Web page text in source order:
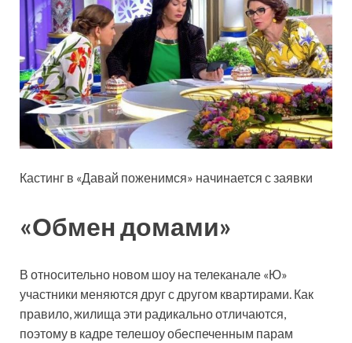
Кастинг в «Давай поженимся» начинается с заявки
«Обмен домами»
В относительно новом шоу на телеканале «Ю»
участники меняются друг с другом квартирами. Как
правило, жилища эти радикально отличаются,
поэтому в кадре телешоу обеспеченным парам